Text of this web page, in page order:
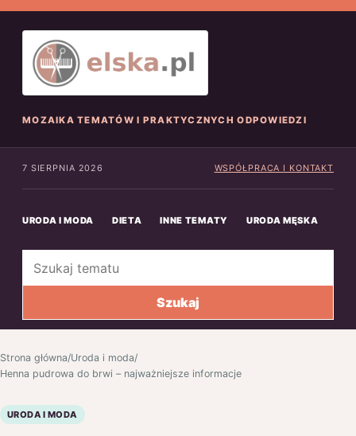
MOZAIKA TEMATÓW I PRAKTYCZNYCH ODPOWIEDZI
7 SIERPNIA 2026 WSPÓŁPRACA I KONTAKT
URODA I MODA DIETA INNE TEMATY URODA MĘSKA
Szukaj
Szukaj
Strona główna/Uroda i moda/
Henna pudrowa do brwi – najważniejsze informacje
URODA I MODA